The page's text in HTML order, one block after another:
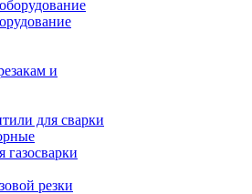
и
для сварки
газосварки
резки